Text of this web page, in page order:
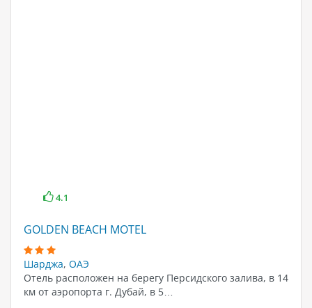
4.1
GOLDEN BEACH MOTEL
Шарджа, ОАЭ
Отель расположен на берегу Персидского залива, в 14
км от аэропорта г. Дубай, в 5…